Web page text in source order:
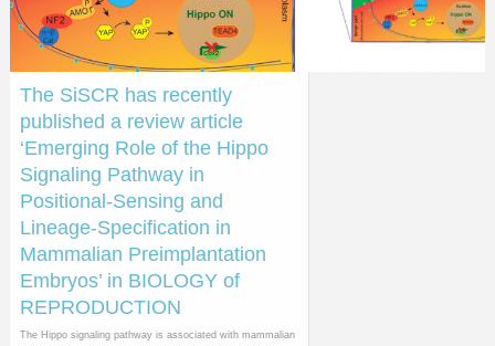
The SiSCR has recently
published a review article
‘Emerging Role of the Hippo
Signaling Pathway in
Positional-Sensing and
Lineage-Specification in
Mammalian Preimplantation
Embryos’ in BIOLOGY of
REPRODUCTION
The Hippo signaling pathway is associated with mammalian